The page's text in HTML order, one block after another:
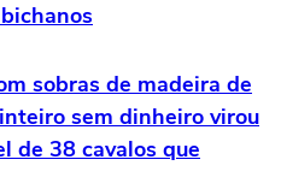
sobras de madeira de
sem dinheiro virou
de 38 cavalos que